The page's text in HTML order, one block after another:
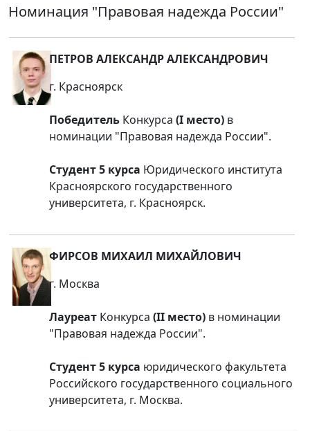
Номинация "Правовая надежда России"
ПЕТРОВ АЛЕКСАНДР АЛЕКСАНДРОВИЧ
г. Красноярск
Победитель Конкурса (I место) в
номинации "Правовая надежда России".
Студент 5 курса Юридического института
Красноярского государственного
университета, г. Красноярск.
ФИРСОВ МИХАИЛ МИХАЙЛОВИЧ
г. Москва
Лауреат Конкурса (II место) в номинации
"Правовая надежда России".
Студент 5 курса юридического факультета
Российского государственного социального
университета, г. Москва.